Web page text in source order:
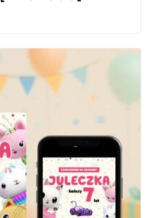
29,99 zł. 14,99 zł.